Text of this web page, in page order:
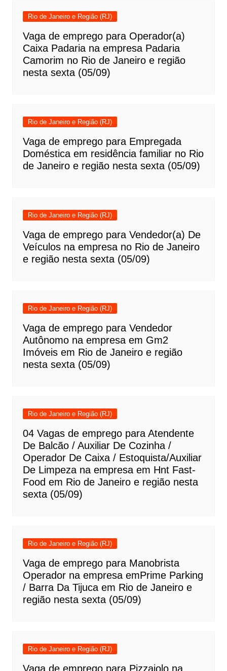
Rio de Janeiro e Região (RJ)
Vaga de emprego para Operador(a)
Caixa Padaria na empresa Padaria
Camorim no Rio de Janeiro e região
nesta sexta (05/09)
Rio de Janeiro e Região (RJ)
Vaga de emprego para Empregada
Doméstica em residência familiar no Rio
de Janeiro e região nesta sexta (05/09)
Rio de Janeiro e Região (RJ)
Vaga de emprego para Vendedor(a) De
Veículos na empresa no Rio de Janeiro
e região nesta sexta (05/09)
Rio de Janeiro e Região (RJ)
Vaga de emprego para Vendedor
Autônomo na empresa em Gm2
Imóveis em Rio de Janeiro e região
nesta sexta (05/09)
Rio de Janeiro e Região (RJ)
04 Vagas de emprego para Atendente
De Balcão / Auxiliar De Cozinha /
Operador De Caixa / Estoquista/Auxiliar
De Limpeza na empresa em Hnt Fast-
Food em Rio de Janeiro e região nesta
sexta (05/09)
Rio de Janeiro e Região (RJ)
Vaga de emprego para Manobrista
Operador na empresa emPrime Parking
/ Barra Da Tijuca em Rio de Janeiro e
região nesta sexta (05/09)
Rio de Janeiro e Região (RJ)
Vaga de emprego para Pizzaiolo na